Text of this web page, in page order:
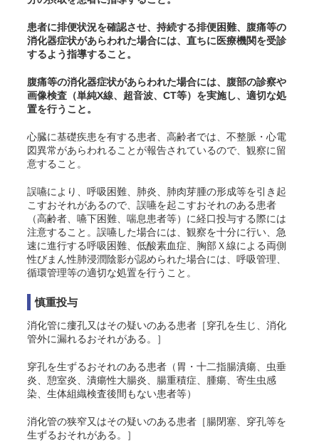
患者に排便状況を確認させ、持続する排便困難、腹痛等の
消化器症状があらわれた場合には、直ちに医療機関を受診
するよう指導すること。
腹痛等の消化器症状があらわれた場合には、腹部の診察や
画像検査（単純X線、超音波、CT等）を実施し、適切な処
置を行うこと。
心臓に基礎疾患を有する患者、高齢者では、不整脈・心電
図異常があらわれることが報告されているので、観察に留
意すること。
誤嚥により、呼吸困難、肺炎、肺肉芽腫の形成等を引き起
こすおそれがあるので、誤嚥を起こすおそれのある患者
（高齢者、嚥下困難、喘息患者等）に経口投与する際には
注意すること。誤嚥した場合には、観察を十分に行い、急
速に進行する呼吸困難、低酸素血症、胸部Ｘ線による両側
性びまん性肺浸潤陰影が認められた場合には、呼吸管理、
循環管理等の適切な処置を行うこと。
慎重投与
消化管に瘻孔又はその疑いのある患者［穿孔を生じ、消化
管外に漏れるおそれがある。］
穿孔を生ずるおそれのある患者（胃・十二指腸潰瘍、虫垂
炎、憩室炎、潰瘍性大腸炎、腸重積症、腫瘍、寄生虫感
染、生体組織検査後間もない患者等）
消化管の狭窄又はその疑いのある患者［腸閉塞、穿孔等を
生ずるおそれがある。］